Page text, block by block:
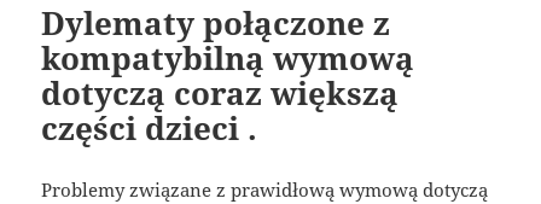
Dylematy połączone z
kompatybilną wymową
dotyczą coraz większą
części dzieci .
Problemy związane z prawidłową wymową dotyczą